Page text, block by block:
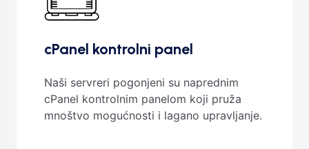
cPanel kontrolni panel
Naši servreri pogonjeni su naprednim
cPanel kontrolnim panelom koji pruža
mnoštvo mogućnosti i lagano upravljanje.